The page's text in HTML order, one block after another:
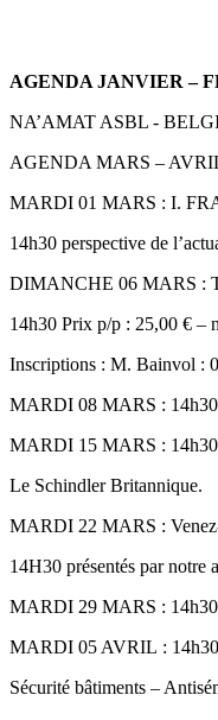
AGENDA JANVIER –
NA’AMAT ASBL -
AGENDA MARS –
MARDI 01 MARS : I.
14h30 perspective de
DIMANCHE 06 MARS :
14h30 Prix p/p : 25,00 € –
Inscriptions : M. Bainvol :
MARDI 08 MARS :
MARDI 15 MARS :
Le Schindler Britannique.
MARDI 22 MARS :
14H30 présentés par
MARDI 29 MARS : 14h30
MARDI 05 AVRIL :
Sécurité bâtiments –